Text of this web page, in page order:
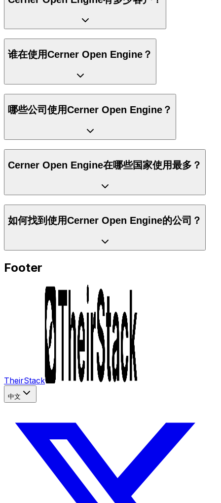
谁在使用Cerner Open Engine？
哪些公司使用Cerner Open Engine？
Cerner Open Engine在哪些国家使用最多？
如何找到使用Cerner Open Engine的公司？
Footer
TheirStack
中文